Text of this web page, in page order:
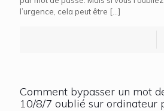
l’urgence, cela peut être […]
Comment bypasser un mot
10/8/7 oublié sur ordinateur